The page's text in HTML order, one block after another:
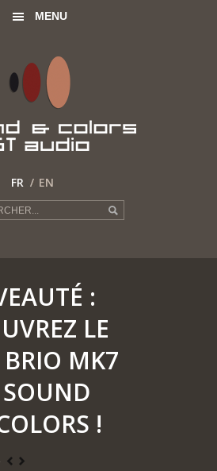
FR EN
MENU
:
LE
BRIO MK7
!